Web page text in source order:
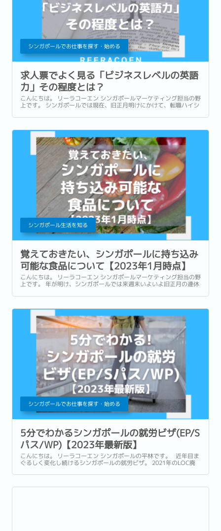
シンガポールでお仕事を探す・始める
求人票でよく見る「ビジネスレベルの英語
力」その程度とは？
こんにちは。 リーラコーエン シンガポールマーケティング担当の野
上です。 シンガポールでは現在、旧正月明けにかけて、転職ハイシ
らの募集がかかるため、通常よりも多くの求人票を目にします。...
シンガポール生活を知る
覚えておきたい、シンガポールに持ち込み
可能な食品について【2023年1月時点】
こんにちは。 リーラコーエン シンガポールマーケティング担当の野
上です。 年が明け、シンガポールでは来週末いよいよ旧正月の連休
和された中、多くの方が海外旅行や一時帰国を予定されているので
シンガポールでお仕事を探す・始める
5分でわかるシンガポールの就労ビザ(EP/S
パス/WP)【2023年最新版】
こんにちは。 リーラコーエン シンガポールの平林です。 近年目ま
ぐるしく変化し続けるシンガポールの就労ビザ。 2021年のLOC廃
は減少傾向にあり、EP最低基準は2023年9月から5,000ドルに上が